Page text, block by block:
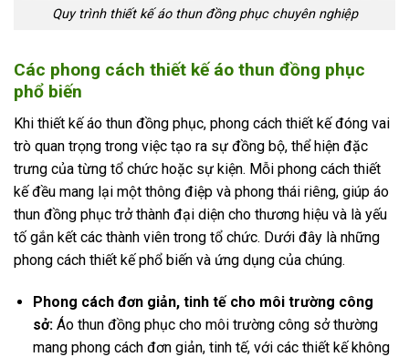
Quy trình thiết kế áo thun đồng phục chuyên nghiệp
Các phong cách thiết kế áo thun đồng phục
phổ biến
Khi thiết kế áo thun đồng phục, phong cách thiết kế đóng vai
trò quan trọng trong việc tạo ra sự đồng bộ, thể hiện đặc
trưng của từng tổ chức hoặc sự kiện. Mỗi phong cách thiết
kế đều mang lại một thông điệp và phong thái riêng, giúp áo
thun đồng phục trở thành đại diện cho thương hiệu và là yếu
tố gắn kết các thành viên trong tổ chức. Dưới đây là những
phong cách thiết kế phổ biến và ứng dụng của chúng.
Phong cách đơn giản, tinh tế cho môi trường công
sở:Áo thun đồng phục cho môi trường công sở thường
mang phong cách đơn giản, tinh tế, với các thiết kế không